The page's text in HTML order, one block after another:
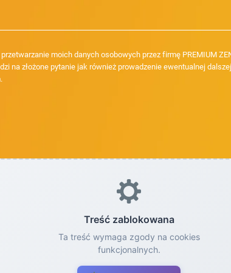
moich danych osobowych przez firmę PREMIUM
na złożone pytanie jak również prowadzenie ewentualnej
Treść zablokowana
Ta treść wymaga zgody na cookies
funkcjonalnych.